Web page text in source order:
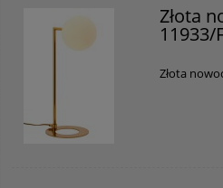
Złota
11933/
Złota